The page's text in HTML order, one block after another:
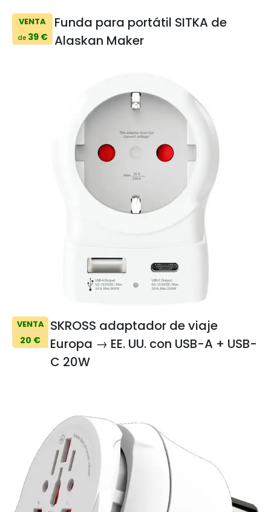
VENTA
de39 €
Funda para portátil SITKA de
Alaskan Maker
VENTA
20 €
SKROSS adaptador de viaje
Europa → EE. UU. con USB-A + USB-
C 20W